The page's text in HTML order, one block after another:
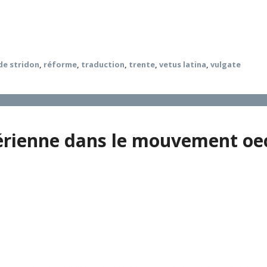
stridon, réforme, traduction, trente,vetus latina,vulgate
dans le mouvement